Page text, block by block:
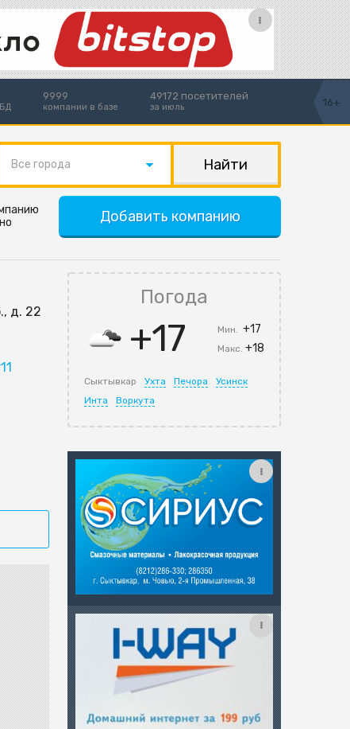
9999
компании в базе
49172 посетителей
за июль 16+
Все города
Добавить компанию
д. 22
Погода
+17 Мин.+17
Макс.+18
Сыктывкар Ухта Печора
Усинск
Инта
Воркута